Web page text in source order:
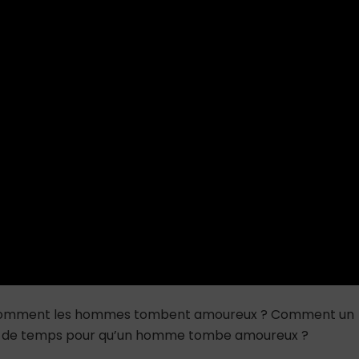
les hommes tombent amoureux ? Comment un
temps pour qu’un homme tombe amoureux ?